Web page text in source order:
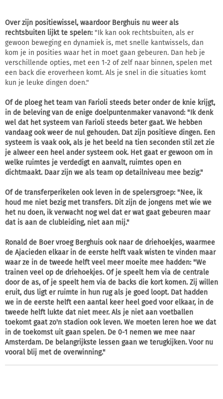
Over zijn positiewissel, waardoor Berghuis nu weer als
rechtsbuiten lijkt te spelen:"Ik kan ook rechtsbuiten, als er
gewoon beweging en dynamiek is, met snelle kantwissels, dan
kom je in posities waar het in moet gaan gebeuren. Dan heb je
verschillende opties, met een 1-2 of zelf naar binnen, spelen met
een back die eroverheen komt. Als je snel in die situaties komt
kun je leuke dingen doen."
Of de ploeg het team van Farioli steeds beter onder de knie krijgt,
in de beleving van de enige doelpuntenmaker vanavond: "Ik denk
wel dat het systeem van Farioli steeds beter gaat. We hebben
vandaag ook weer de nul gehouden. Dat zijn positieve dingen. Een
systeem is vaak ook, als je het beeld na tien seconden stil zet zie
je alweer een heel ander systeem ook. Het gaat er gewoon om in
welke ruimtes je verdedigt en aanvalt, ruimtes open en
dichtmaakt. Daar zijn we als team op detailniveau mee bezig."
Of de transferperikelen ook leven in de spelersgroep: "Nee, ik
houd me niet bezig met transfers. Dit zijn de jongens met wie we
het nu doen, ik verwacht nog wel dat er wat gaat gebeuren maar
dat is aan de clubleiding, niet aan mij."
Ronald de Boer vroeg Berghuis ook naar de driehoekjes, waarmee
de Ajacieden elkaar in de eerste helft vaak wisten te vinden maar
waar ze in de tweede helft veel meer moeite mee hadden:"We
trainen veel op de driehoekjes. Of je speelt hem via de centrale
door de as, of je speelt hem via de backs die kort komen. Zij willen
eruit, dus ligt er ruimte in hun rug als je goed loopt. Dat hadden
we in de eerste helft een aantal keer heel goed voor elkaar, in de
tweede helft lukte dat niet meer. Als je niet aan voetballen
toekomt gaat zo'n stadion ook leven. We moeten leren hoe we dat
in de toekomst uit gaan spelen. De 0-1 nemen we mee naar
Amsterdam. De belangrijkste lessen gaan we terugkijken. Voor nu
vooral blij met de overwinning."